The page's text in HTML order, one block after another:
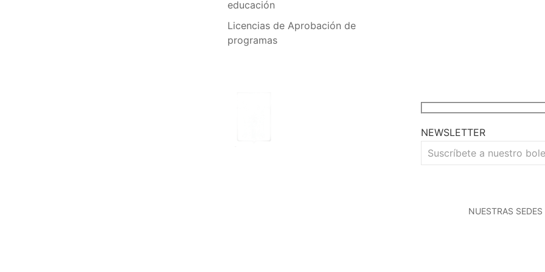
educación
Licencias de Aprobación de
programas
NEWSLETTER
NUESTRAS SEDES